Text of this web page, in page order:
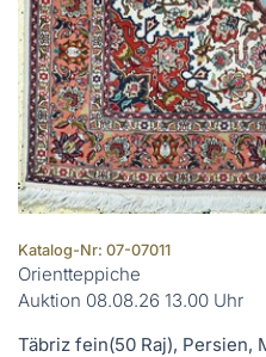
Katalog-Nr: 07-07011
Orientteppiche
Auktion 08.08.26 13.00 Uhr
Täbriz fein(50 Raj), Persien,